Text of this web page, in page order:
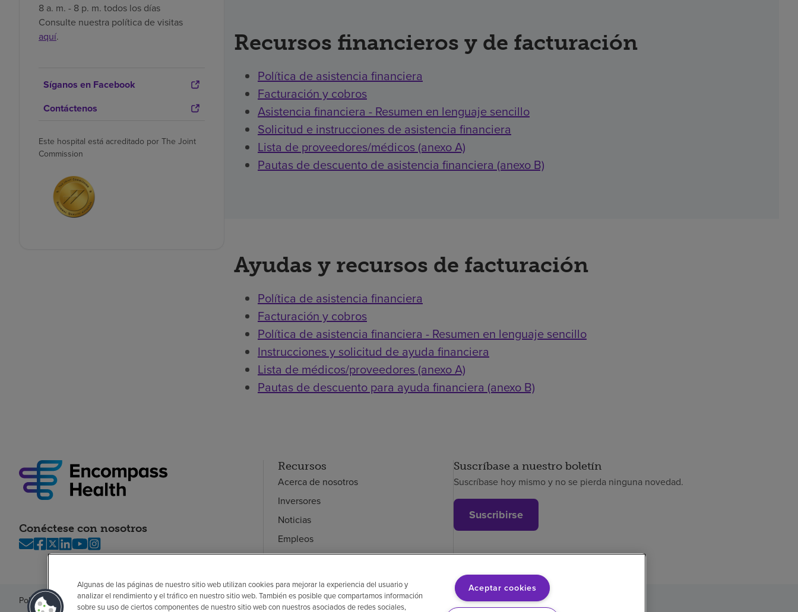
8 a. m. - 8 p. m. todos los días
Consulte nuestra política de visitas
aquí.
Síganos en Facebook
Contáctenos
Este hospital está acreditado por The Joint
Commission
Recursos financieros y de facturación
Política de asistencia financiera
Facturación y cobros
Asistencia financiera - Resumen en lenguaje sencillo
Solicitud e instrucciones de asistencia financiera
Lista de proveedores/médicos (anexo A)
Pautas de descuento de asistencia financiera (anexo B)
Ayudas y recursos de facturación
Política de asistencia financiera
Facturación y cobros
Política de asistencia financiera - Resumen en lenguaje sencillo
Instrucciones y solicitud de ayuda financiera
Lista de médicos/proveedores (anexo A)
Pautas de descuento para ayuda financiera (anexo B)
Conéctese con nosotros
Recursos
Acerca de nosotros
Inversores
Noticias
Empleos
Empleados
Suscríbase a nuestro boletín
Suscríbase hoy mismo y no se pierda ninguna novedad.
Suscribirse
Política de privacidadLegalSin sorpresas AccesibilidadSi no habla inglésAviso de no discriminaciónCumplimiento de los proveedoresTransparencia de precios
Algunas de las páginas de nuestro sitio web utilizan cookies para mejorar la experiencia del usuario y
analizar el rendimiento y el tráfico en nuestro sitio web. También es posible que compartamos información
sobre su uso de ciertos componentes de nuestro sitio web con nuestros asociados de redes sociales,
Aceptar cookies